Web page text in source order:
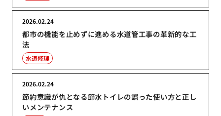
都市の機能を止めずに進める水道管工事の革新的な工
法
2026.02.24
水道修理
節約意識が仇となる節水トイレの誤った使い方と正し
いメンテナンス
2026.02.24